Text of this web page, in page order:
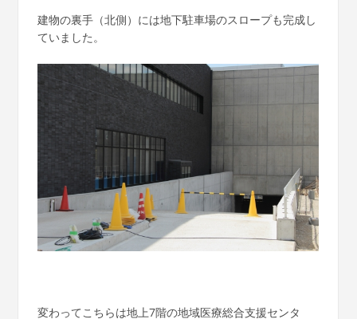
建物の裏手（北側）には地下駐車場のスロープも完成し
ていました。
変わってこちらは地上7階の地域医療総合支援センタ